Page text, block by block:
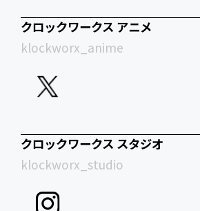
クロックワークス アニメ
klockworx_anime
クロックワークス スタジオ
klockworx_studio